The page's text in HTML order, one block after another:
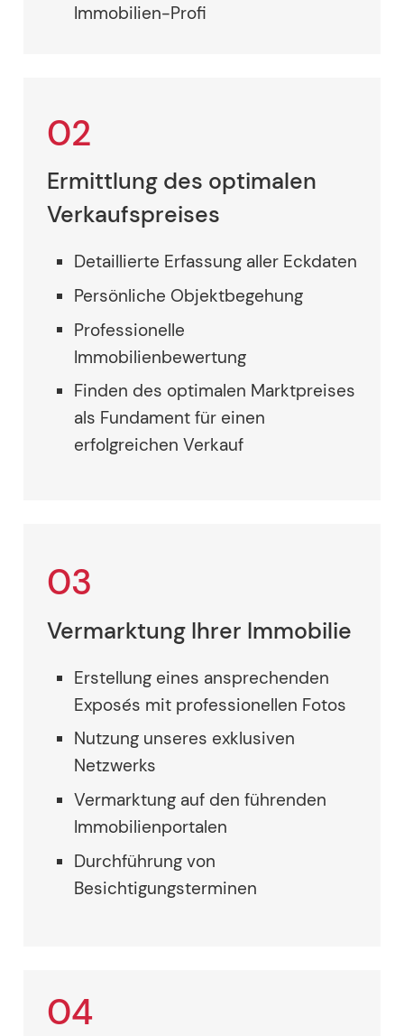
Immobilien-Profi
02
Ermittlung des optimalen
Verkaufspreises
Detaillierte Erfassung aller Eckdaten
Persönliche Objektbegehung
Professionelle
Immobilienbewertung
Finden des optimalen Marktpreises
als Fundament für einen
erfolgreichen Verkauf
03
Vermarktung Ihrer Immobilie
Erstellung eines ansprechenden
Exposés mit professionellen Fotos
Nutzung unseres exklusiven
Netzwerks
Vermarktung auf den führenden
Immobilienportalen
Durchführung von
Besichtigungsterminen
04